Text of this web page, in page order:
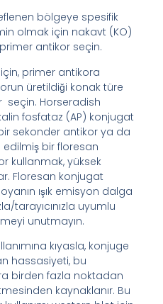
bölgeye spesifik
olmak için nakavt (KO)
antikor seçin.
primer antikora
üretildiği konak türe
seçin. Horseradish
fosfataz (AP) konjugat
sekonder antikor ya da
bir floresan
kullanmak, yüksek
Floresan konjugat
ışık emisyon dalga
tarayıcınızla uyumlu
unutmayın.
kıyasla, konjuge
hassasiyeti, bu
birden fazla noktadan
kaynaklanır. Bu